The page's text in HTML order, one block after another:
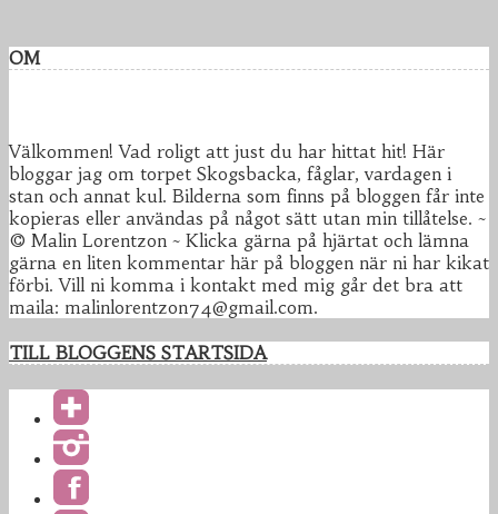
OM
Välkommen! Vad roligt att just du har hittat hit! Här
bloggar jag om torpet Skogsbacka, fåglar, vardagen i
stan och annat kul. Bilderna som finns på bloggen får inte
kopieras eller användas på något sätt utan min tillåtelse. ~
© Malin Lorentzon ~ Klicka gärna på hjärtat och lämna
gärna en liten kommentar här på bloggen när ni har kikat
förbi. Vill ni komma i kontakt med mig går det bra att
maila: malinlorentzon74@gmail.com.
TILL BLOGGENS STARTSIDA